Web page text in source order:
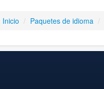
Inicio / Paquetes de idioma /